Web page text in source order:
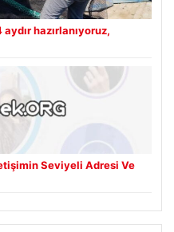
aydır hazırlanıyoruz,
Seviyeli Adresi Ve